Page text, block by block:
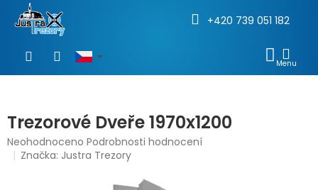
obsah
+420 739 051 182
Trezorové Dveře 1970x1200
Průměrné
hodnocení
Neohodnoceno Podrobnosti hodnocení
Značka: Justra Trezory